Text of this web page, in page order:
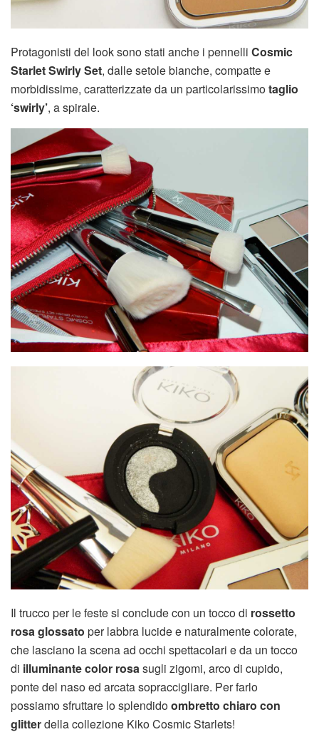
Protagonisti del look sono stati anche i pennelli Cosmic
Starlet Swirly Set, dalle setole bianche, compatte e
morbidissime, caratterizzate da un particolarissimotaglio
‘swirly’, a spirale.
Il trucco per le feste si conclude con un tocco di rossetto
rosa glossato per labbra lucide e naturalmente colorate,
che lasciano la scena ad occhi spettacolari e da un tocco
di illuminante color rosasugli zigomi, arco di cupido,
ponte del naso ed arcata sopraccigliare. Per farlo
possiamo sfruttare lo splendidoombretto chiaro con
glitterdella collezione Kiko Cosmic Starlets!